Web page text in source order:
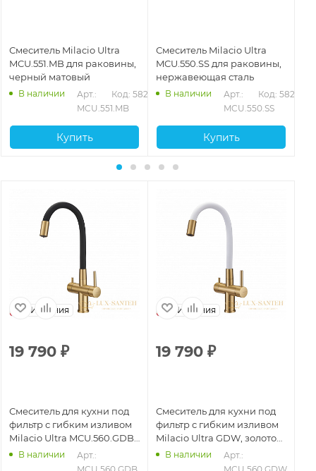
Смеситель Milacio Ultra
MCU.551.MB для раковины,
черный матовый
В наличии
Арт.:
MCU.551.MB
Код: 58281
Купить
Смеситель Milacio Ultra
MCU.550.SS для раковины,
нержавеющая сталь
В наличии
Арт.:
MCU.550.SS
Код: 58279
Купить
Испания
19 790 ₽
Смеситель для кухни под
фильтр с гибким изливом
Milacio Ultra MCU.560.GDB,
золото брашированное/
В наличии
Арт.:
Испания
19 790 ₽
Смеситель для кухни под
фильтр с гибким изливом
Milacio Ultra GDW, золото
брашированное/белый
В наличии
Арт.: